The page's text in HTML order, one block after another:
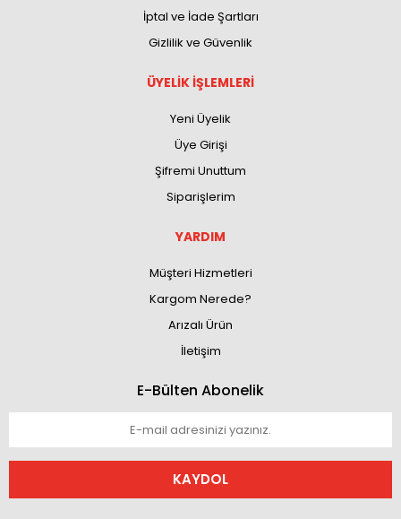
İptal ve İade Şartları
Gizlilik ve Güvenlik
ÜYELİK İŞLEMLERİ
Yeni Üyelik
Üye Girişi
Şifremi Unuttum
Siparişlerim
YARDIM
Müşteri Hizmetleri
Kargom Nerede?
Arızalı Ürün
İletişim
E-Bülten Abonelik
KAYDOL